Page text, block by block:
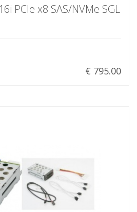
PCIe x8 SAS/NVMe SGL
€ 795.00